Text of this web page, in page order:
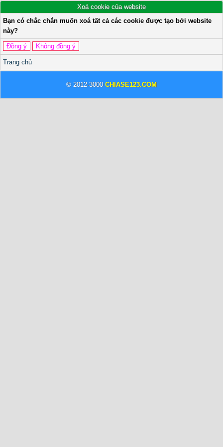
Xoá cookie của website
Bạn có chắc chắn muốn xoá tất cả các cookie được tạo bởi website
này?
Trang chủ
© 2012-3000 CHIASE123.COM